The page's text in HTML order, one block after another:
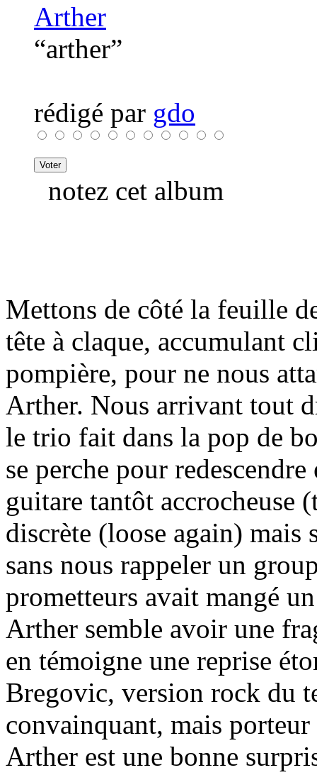
Arther
“arther”
rédigé par gdo
notez cet album
Mettons de côté la feuille
tête à claque, accumulant
pompière, pour ne nous
Arther. Nous arrivant tout
le trio fait dans la pop de
se perche pour
guitare tantôt
discrète (loose again) mais
sans nous rappeler un
prometteurs avait mangé
Arther semble avoir une
en témoigne une reprise
Bregovic, version rock du
convainquant, mais
Arther est une bonne